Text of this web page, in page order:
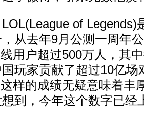
of Legends)
从去年9月公测一周年
用户超过500万人，其
玩家贡献了超过10亿场
样的成绩无疑意味着丰
到，今年这个数字已经